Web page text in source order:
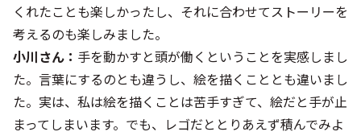
くれたことも楽しかったし、それに合わせてストーリーを
考えるのも楽しみました。
小川さん： 手を動かすと頭が働くということを実感しまし
た。言葉にするのとも違うし、絵を描くこととも違いまし
た。実は、私は絵を描くことは苦手すぎて、絵だと手が止
まってしまいます。でも、レゴだととりあえず積んでみよ